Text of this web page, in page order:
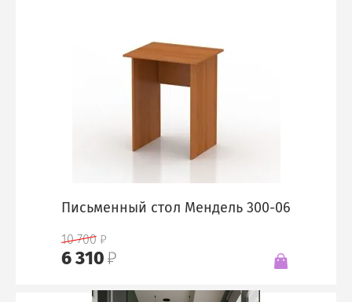
Письменный стол Мендель 300-06
10 700
6 310